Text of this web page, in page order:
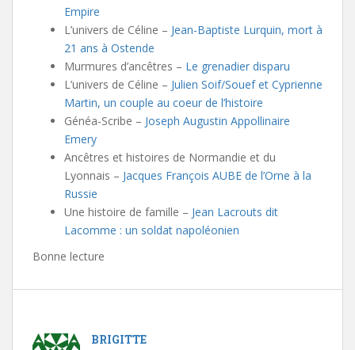
Empire
L’univers de Céline – Jean-Baptiste Lurquin, mort à
21 ans à Ostende
Murmures d’ancêtres – Le grenadier disparu
L’univers de Céline – Julien Soif/Souef et Cyprienne
Martin, un couple au coeur de l’histoire
Généa-Scribe – Joseph Augustin Appollinaire
Emery
Ancêtres et histoires de Normandie et du
Lyonnais – Jacques François AUBE de l’Orne à la
Russie
Une histoire de famille – Jean Lacrouts dit
Lacomme : un soldat napoléonien
Bonne lecture
BRIGITTE